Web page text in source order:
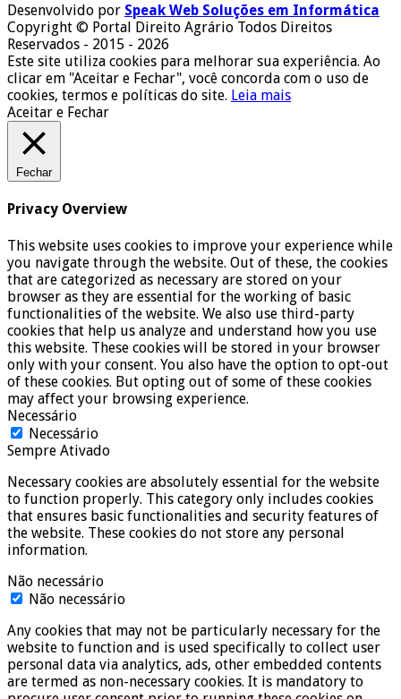
Desenvolvido por Speak Web Soluções em Informática
Copyright © Portal Direito Agrário Todos Direitos
Reservados - 2015 - 2026
Este site utiliza cookies para melhorar sua experiência. Ao
clicar em "Aceitar e Fechar", você concorda com o uso de
cookies, termos e políticas do site. Leia mais
Aceitar e Fechar
Fechar
Privacy Overview
This website uses cookies to improve your experience while
you navigate through the website. Out of these, the cookies
that are categorized as necessary are stored on your
browser as they are essential for the working of basic
functionalities of the website. We also use third-party
cookies that help us analyze and understand how you use
this website. These cookies will be stored in your browser
only with your consent. You also have the option to opt-out
of these cookies. But opting out of some of these cookies
may affect your browsing experience.
Necessário
Necessário
Sempre Ativado
Necessary cookies are absolutely essential for the website
to function properly. This category only includes cookies
that ensures basic functionalities and security features of
the website. These cookies do not store any personal
information.
Não necessário
Não necessário
Any cookies that may not be particularly necessary for the
website to function and is used specifically to collect user
personal data via analytics, ads, other embedded contents
are termed as non-necessary cookies. It is mandatory to